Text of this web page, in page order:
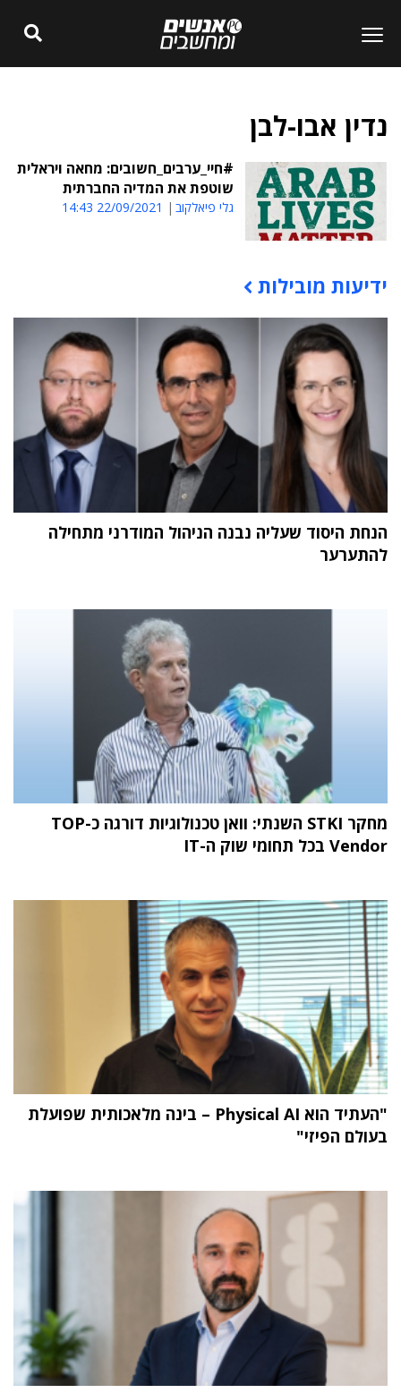
נדין אבו-לבן
#חיי_ערבים_חשובים: מחאה ויראלית
שוטפת את המדיה החברתית
גלי פיאלקוב 22/09/2021 14:43
תוכן פרסומי
ידיעות מובילות
הנחת היסוד שעליה נבנה הניהול המודרני מתחילה
להתערער
מחקר STKI השנתי: וואן טכנולוגיות דורגה כ-TOP
Vendor בכל תחומי שוק ה-IT
"העתיד הוא Physical AI – בינה מלאכותית שפועלת
בעולם הפיזי"